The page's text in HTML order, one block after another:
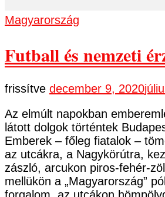
Magyarország
Futball és nemzeti
frissítve december 9, 2020
Az elmúlt napokban
látott dolgok történtek
Emberek – főleg fiatalok –
az utcákra, a Nagykörútra,
zászló, arcukon piros-fehér-
mellükön a „Magyarország”